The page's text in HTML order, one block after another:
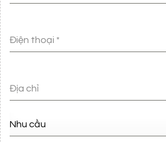
Điện thoại *
Địa chỉ
Nhu cầu